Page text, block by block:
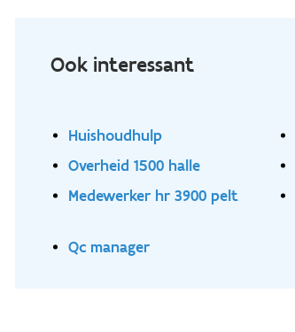
Ook interessant
Huishoudhulp
Overheid 1500 halle
Medewerker hr 3900 pelt
Qc manager